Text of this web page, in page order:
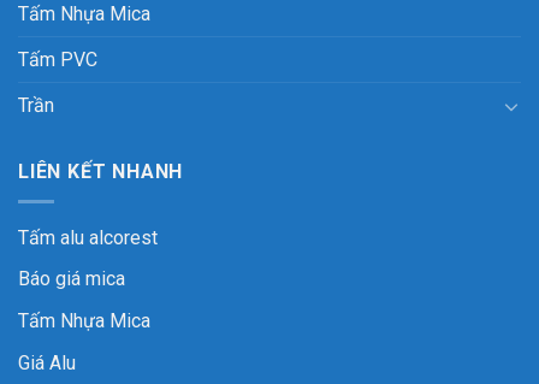
Tấm Nhựa Mica
Tấm PVC
Trần
LIÊN KẾT NHANH
Tấm alu alcorest
Báo giá mica
Tấm Nhựa Mica
Giá Alu